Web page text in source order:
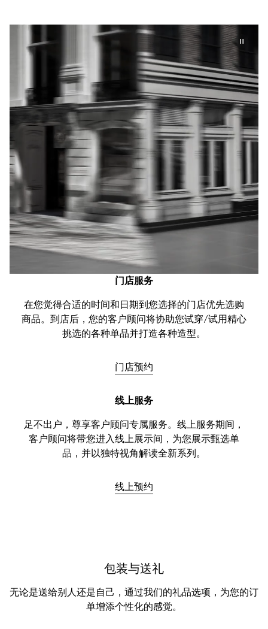
门店服务
在您觉得合适的时间和日期到您选择的门店优先选购
商品。到店后，您的客户顾问将协助您试穿/试用精心
挑选的各种单品并打造各种造型。
门店预约
线上服务
足不出户，尊享客户顾问专属服务。线上服务期间，
客户顾问将带您进入线上展示间，为您展示甄选单
品，并以独特视角解读全新系列。
线上预约
包装与送礼
无论是送给别人还是自己，通过我们的礼品选项，为您的订
单增添个性化的感觉。